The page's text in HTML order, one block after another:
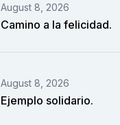
August 8, 2026
Camino a la felicidad.
August 8, 2026
Ejemplo solidario.